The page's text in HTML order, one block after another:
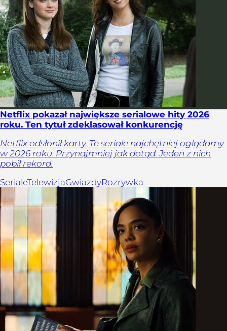
Netflix pokazał największe serialowe hity 2026
roku. Ten tytuł zdeklasował konkurencję
Netflix odsłonił karty. Te seriale najchętniej oglądamy
w 2026 roku. Przynajmniej jak dotąd. Jeden z nich
pobił rekord.
SerialeTelewizjaGwiazdyRozrywka